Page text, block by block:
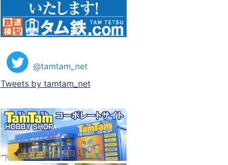
@tamtam_net
Tweets by tamtam_net